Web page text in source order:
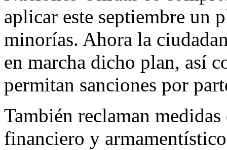
aplicar este septiembre un
minorías. Ahora la
en marcha dicho plan, así
permitan sanciones por
También reclaman
financiero y